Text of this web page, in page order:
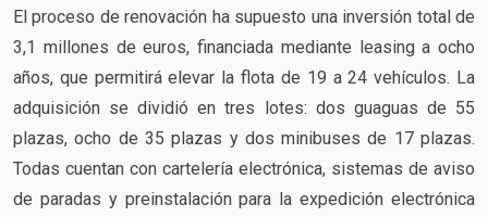
El proceso de renovación ha supuesto una inversión total de
3,1 millones de euros, financiada mediante leasing a ocho
años, que permitirá elevar la flota de 19 a 24 vehículos. La
adquisición se dividió en tres lotes: dos guaguas de 55
plazas, ocho de 35 plazas y dos minibuses de 17 plazas.
Todas cuentan con cartelería electrónica, sistemas de aviso
de paradas y preinstalación para la expedición electrónica